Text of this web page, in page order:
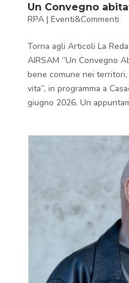
Un Convegno
RPA| Eventi&Commenti
Torna agli Articoli La
AIRSAM “Un Convegno
bene comune nei
vita”, in programma a
giugno 2026. Un